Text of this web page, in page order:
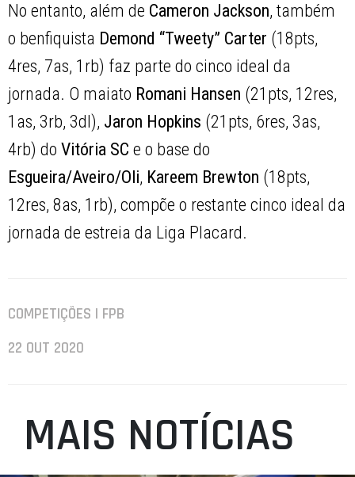
No entanto, além de Cameron Jackson, também
o benfiquista Demond “Tweety” Carter (18pts,
4res, 7as, 1rb) faz parte do cinco ideal da
jornada. O maiato Romani Hansen (21pts, 12res,
1as, 3rb, 3dl), Jaron Hopkins (21pts, 6res, 3as,
4rb) do Vitória SC e o base do
Esgueira/Aveiro/Oli, Kareem Brewton (18pts,
12res, 8as, 1rb), compõe o restante cinco ideal da
jornada de estreia da Liga Placard.
COMPETIÇÕES | FPB
22 OUT 2020
MAIS NOTÍCIAS